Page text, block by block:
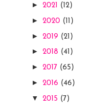
► 2021 (12)
► 2020 (11)
► 2019 (21)
► 2018 (41)
► 2017 (65)
► 2016 (46)
▼ 2015 (7)